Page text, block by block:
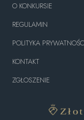
O KONKURSIE
REGULAMIN
POLITYKA
KONTAKT
ZGŁOSZENIE